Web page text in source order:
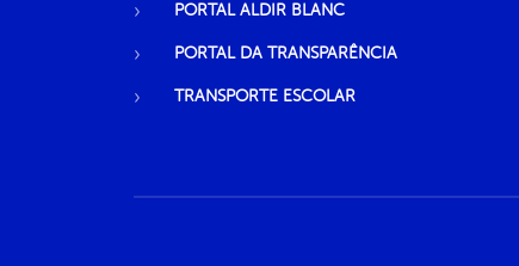
PORTAL ALDIR BLANC
PORTAL DA TRANSPARÊNCIA
TRANSPORTE ESCOLAR